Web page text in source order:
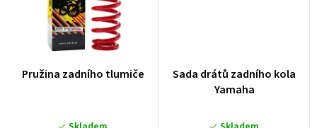
Pružina zadního tlumiče
Sada drátů zadního kola
Yamaha